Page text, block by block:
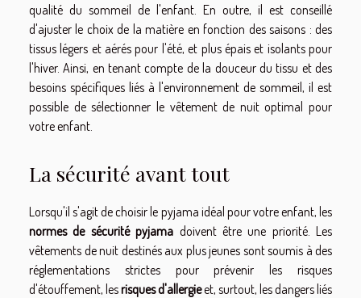
qualité du sommeil de l'enfant. En outre, il est conseillé
d'ajuster le choix de la matière en fonction des saisons : des
tissus légers et aérés pour l'été, et plus épais et isolants pour
l'hiver. Ainsi, en tenant compte de la douceur du tissu et des
besoins spécifiques liés à l'environnement de sommeil, il est
possible de sélectionner le vêtement de nuit optimal pour
votre enfant.
La sécurité avant tout
Lorsqu'il s'agit de choisir le pyjama idéal pour votre enfant, les
normes de sécurité pyjama doivent être une priorité. Les
vêtements de nuit destinés aux plus jeunes sont soumis à des
réglementations strictes pour prévenir les risques
d'étouffement, lesrisques d'allergieet, surtout, les dangers liés